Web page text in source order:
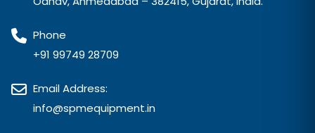
Address
SPM Equipment,